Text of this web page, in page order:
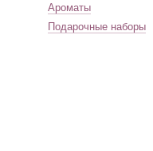
Ароматы
Подарочные наборы